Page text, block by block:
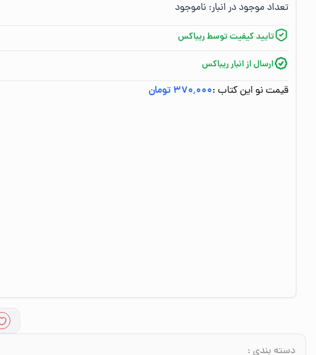
تعداد موجود در انبار:‌ ناموجود
تایید کیفیت توسط ریباکس
ارسال از انبار ریباکس
قیمت نو این کتاب :۳۷۰٬۰۰۰ تومان
دسته بندی :